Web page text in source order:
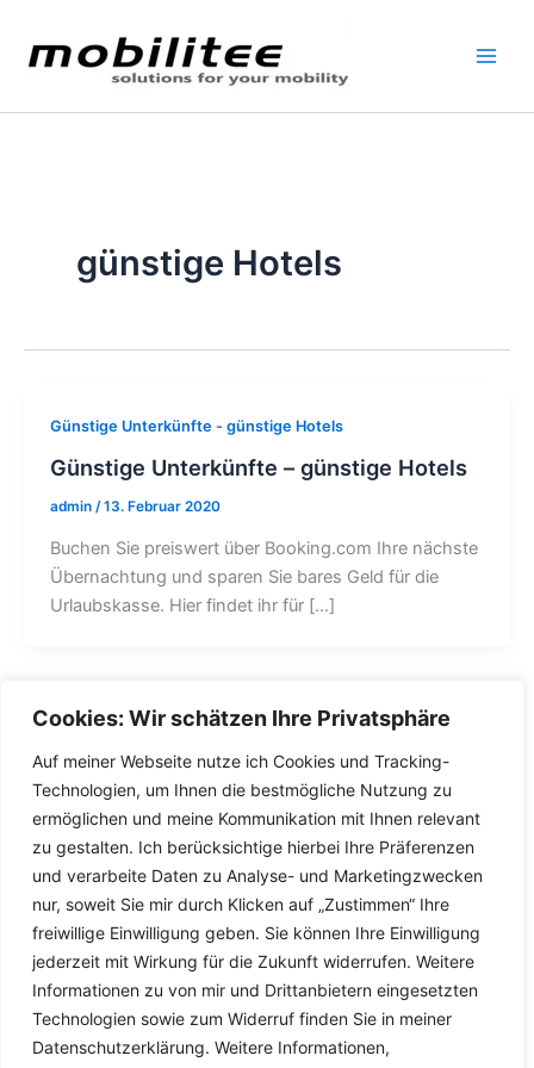
Cookies: Wir schätzen Ihre Privatsphäre
Auf meiner Webseite nutze ich Cookies und Tracking-
Technologien, um Ihnen die bestmögliche Nutzung zu
ermöglichen und meine Kommunikation mit Ihnen relevant
zu gestalten. Ich berücksichtige hierbei Ihre Präferenzen
und verarbeite Daten zu Analyse- und Marketingzwecken
nur, soweit Sie mir durch Klicken auf „Zustimmen“ Ihre
freiwillige Einwilligung geben. Sie können Ihre Einwilligung
jederzeit mit Wirkung für die Zukunft widerrufen. Weitere
Informationen zu von mir und Drittanbietern eingesetzten
Technologien sowie zum Widerruf finden Sie in meiner
Datenschutzerklärung. Weitere Informationen,
Inhalt
springen
günstige Hotels
Günstige Unterkünfte - günstige Hotels
Günstige Unterkünfte – günstige Hotels
admin /13. Februar 2020
Buchen Sie preiswert über Booking.com Ihre nächste
Übernachtung und sparen Sie bares Geld für die
Urlaubskasse. Hier findet ihr für […]